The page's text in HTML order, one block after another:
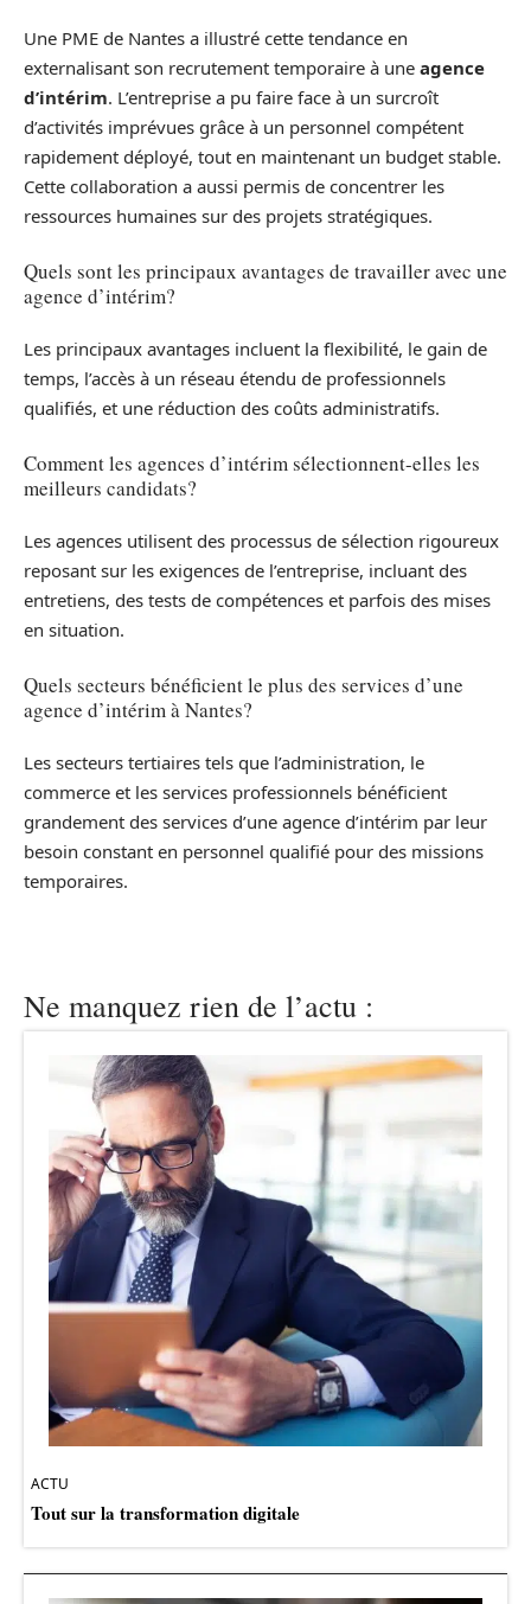
Une PME de Nantes a illustré cette tendance en
externalisant son recrutement temporaire à une agence
d’intérim. L’entreprise a pu faire face à un surcroît
d’activités imprévues grâce à un personnel compétent
rapidement déployé, tout en maintenant un budget stable.
Cette collaboration a aussi permis de concentrer les
ressources humaines sur des projets stratégiques.
Quels sont les principaux avantages de travailler avec une
agence d’intérim?
Les principaux avantages incluent la flexibilité, le gain de
temps, l’accès à un réseau étendu de professionnels
qualifiés, et une réduction des coûts administratifs.
Comment les agences d’intérim sélectionnent-elles les
meilleurs candidats?
Les agences utilisent des processus de sélection rigoureux
reposant sur les exigences de l’entreprise, incluant des
entretiens, des tests de compétences et parfois des mises
en situation.
Quels secteurs bénéficient le plus des services d’une
agence d’intérim à Nantes?
Les secteurs tertiaires tels que l’administration, le
commerce et les services professionnels bénéficient
grandement des services d’une agence d’intérim par leur
besoin constant en personnel qualifié pour des missions
temporaires.
Ne manquez rien de l’actu :
ACTU
Tout sur la transformation digitale